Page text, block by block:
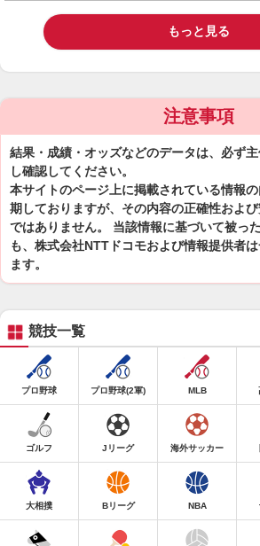
もっと見る
注意事項
結果・成績・オッズなどのデータは、必ず
し確認してください。
本サイトのページ上に掲載されている情報
期しておりますが、その内容の正確性およ
ではありません。 当該情報に基づいて被っ
も、株式会社NTTドコモおよび情報提供者
ます。
競技一覧
プロ野球 プロ野球(2軍) MLB
ゴルフ Jリーグ 海外サッカー
大相撲 Bリーグ NBA